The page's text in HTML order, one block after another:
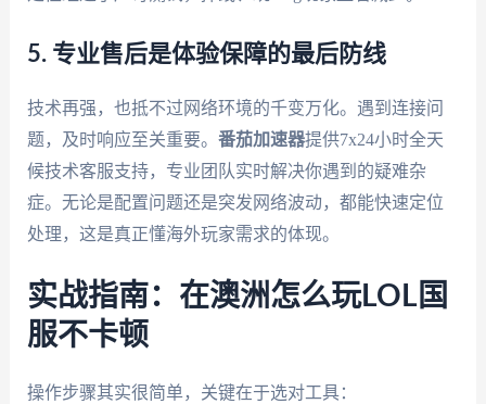
5. 专业售后是体验保障的最后防线
技术再强，也抵不过网络环境的千变万化。遇到连接问
题，及时响应至关重要。 番茄加速器提供7x24小时全天
候技术客服支持，专业团队实时解决你遇到的疑难杂
症。无论是配置问题还是突发网络波动，都能快速定位
处理，这是真正懂海外玩家需求的体现。
实战指南：在澳洲怎么玩LOL国
服不卡顿
操作步骤其实很简单，关键在于选对工具：